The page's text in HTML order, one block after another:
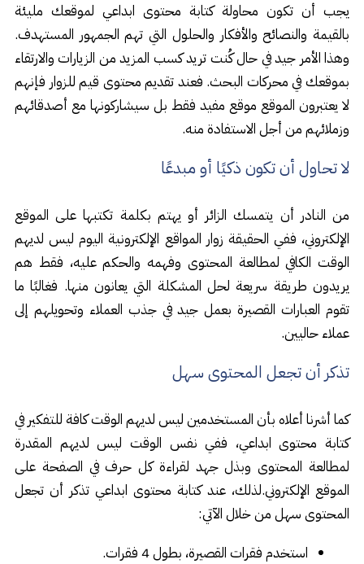
يجب أن تكون محاولة كتابة محتوى ابداعي لموقعك مليئة
بالقيمة والنصائح والأفكار والحلول التي تهم الجمهور المستهدف.
وهذا الأمر جيد في حال كُنت تريد كسب المزيد من الزيارات والارتقاء
بموقعك في محركات البحث. فعند تقديم محتوى قيم للزوار فإنهم
لا يعتبرون الموقع موقع مفيد فقط بل سيشاركونها مع أصدقائهم
وزملائهم من أجل الاستفادة منه.
لا تحاول أن تكون ذكيًا أو مبدعًا
من النادر أن يتمسك الزائر أو يهتم بكلمة تكتبها على الموقع
الإلكتروني، ففي الحقيقة زوار المواقع الإلكترونية اليوم ليس لديهم
الوقت الكافي لمطالعة المحتوى وفهمه والحكم عليه، فقط هم
يريدون طريقة سريعة لحل المشكلة التي يعانون منها. فغالبًا ما
تقوم العبارات القصيرة بعمل جيد في جذب العملاء وتحويلهم إلى
عملاء حاليين.
تذكر أن تجعل المحتوى سهل
كما أشرنا أعلاه بأن المستخدمين ليس لديهم الوقت كافة للتفكير في
كتابة محتوى ابداعي، ففي نفس الوقت ليس لديهم المقدرة
لمطالعة المحتوى وبذل جهد لقراءة كل حرف في الصفحة على
الموقع الإلكتروني.لذلك، عند كتابة محتوى ابداعي تذكر أن تجعل
المحتوى سهل من خلال الآتي:
استخدم فقرات القصيرة، بطول 4 فقرات.